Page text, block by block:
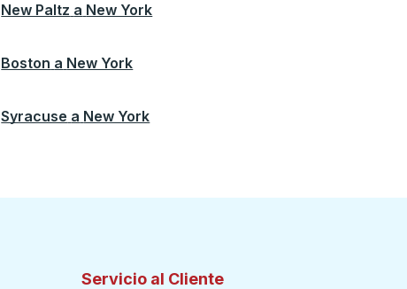
New Paltz a New York
Boston a New York
Syracuse a New York
Servicio al Cliente